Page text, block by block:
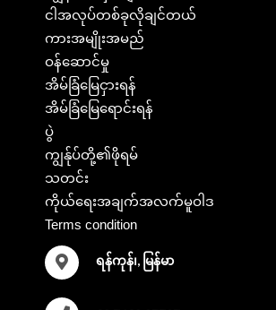
ငါအလုပ်တစ်ခုလိုချင်တယ်
ကားအမျိုးအမည်
ဝန်ဆောင်မှု
အိမ်ခြံမြေငှားရန်
အိမ်ခြံမြေရောင်းရန်
ပွဲ
ကျွန်ုပ်တို့၏ဖိုရမ်
သတင်း
ကိုယ်ရေးအချက်အလက်မူဝါဒ
Terms condition
ရန်ကုန်၊, မြန်မာ